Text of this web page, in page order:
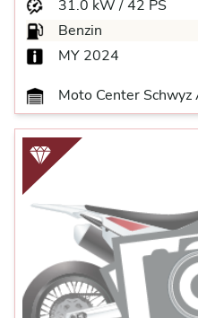
31.0 kW / 42 PS
Benzin
MY 2024
Moto Center Schwyz